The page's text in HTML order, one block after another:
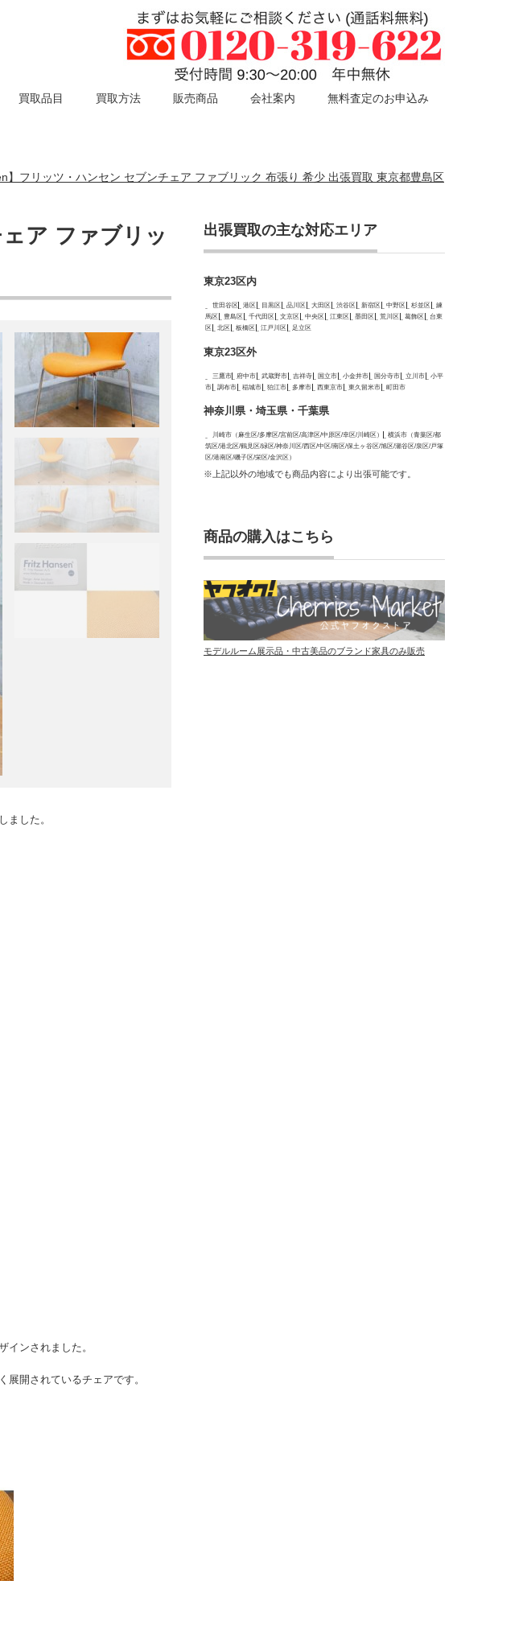
買取品目 買取方法 販売商品 会社案内 無料査定のお申込み
】フリッツ・ハンセン セブンチェア ファブリック 布張り 希少 出張買取 東京都豊島区
ア ファブリッ
ました。
インされました。
開されているチェアです。
出張買取の主な対応エリア
東京23区内
世田谷区 港区 目黒区 品川区 大田区 渋谷区 新宿区 中野区 杉並区
練
馬区
豊島区 千代田区 文京区 中央区 江東区 墨田区 荒川区 葛飾区
台東
区
北区 板橋区 江戸川区 足立区
東京23区外
三鷹市 府中市 武蔵野市 吉祥寺 国立市 小金井市 国分寺市 立川市
小平
市
調布市 稲城市 狛江市 多摩市 西東京市 東久留米市 町田市
神奈川県・埼玉県・千葉県
川崎市（麻生区/多摩区/宮前区/高津区/中原区/幸区/川崎区）
横浜市（青葉区/都
筑区/港北区/鶴見区/緑区/神奈川区/西区/中区/南区/保土ヶ谷区/旭区/瀬谷区/泉区/戸塚
区/港南区/磯子区/栄区/金沢区）
※上記以外の地域でも商品内容により出張可能です。
商品の購入はこちら
モデルルーム展示品・中古美品のブランド家具のみ販売